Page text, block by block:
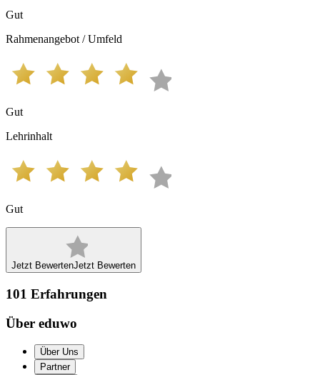
Gut
Rahmenangebot / Umfeld
Gut
Lehrinhalt
Gut
Jetzt BewertenJetzt Bewerten
101 Erfahrungen
Über eduwo
Über Uns
Partner